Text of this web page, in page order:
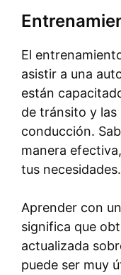
El
asistir a una
están
de tránsito y
conducción.
manera
tus necesidades.
Aprender con
significa que
actualizada
puede ser muy